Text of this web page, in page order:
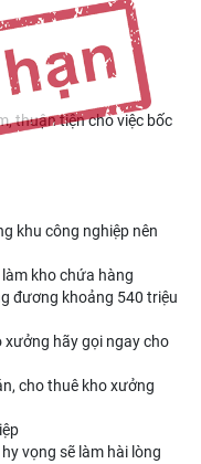
thuận tiện cho việc bốc
khu công nghiệp nên
kho chứa hàng
đương khoảng 540 triệu
xưởng hãy gọi ngay cho
cho thuê kho xưởng
vọng sẽ làm hài lòng